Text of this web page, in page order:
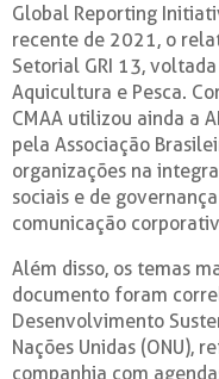
Global Reporting
recente de 2021, o
Setorial GRI 13,
Aquicultura e Pesca.
CMAA utilizou ainda a
pela Associação
organizações na
sociais e de
comunicação
Além disso, os temas
documento foram
Desenvolvimento
Nações Unidas (ONU),
companhia com